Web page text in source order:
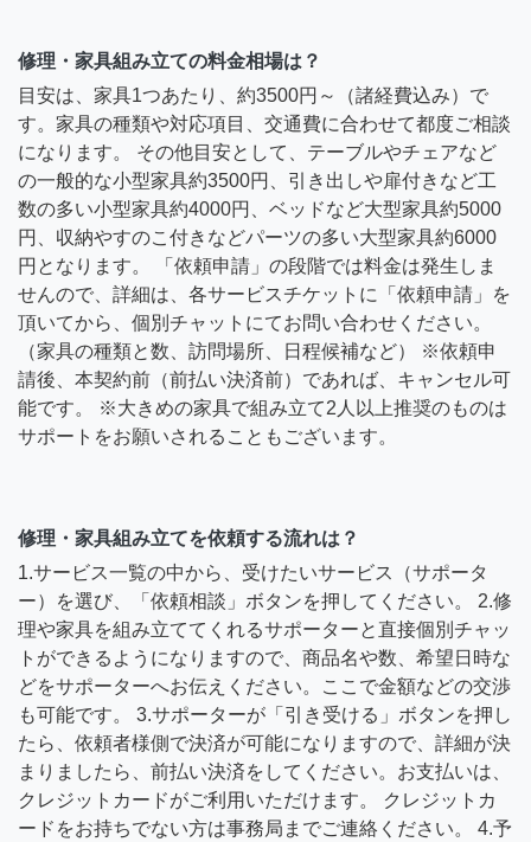
修理・家具組み立ての料金相場は？
目安は、家具1つあたり、約3500円～（諸経費込み）で
す。家具の種類や対応項目、交通費に合わせて都度ご相談
になります。 その他目安として、テーブルやチェアなど
の一般的な小型家具約3500円、引き出しや扉付きなど工
数の多い小型家具約4000円、ベッドなど大型家具約5000
円、収納やすのこ付きなどパーツの多い大型家具約6000
円となります。 「依頼申請」の段階では料金は発生しま
せんので、詳細は、各サービスチケットに「依頼申請」を
頂いてから、個別チャットにてお問い合わせください。
（家具の種類と数、訪問場所、日程候補など） ※依頼申
請後、本契約前（前払い決済前）であれば、キャンセル可
能です。 ※大きめの家具で組み立て2人以上推奨のものは
サポートをお願いされることもございます。
修理・家具組み立てを依頼する流れは？
1.サービス一覧の中から、受けたいサービス（サポータ
ー）を選び、「依頼相談」ボタンを押してください。 2.修
理や家具を組み立ててくれるサポーターと直接個別チャッ
トができるようになりますので、商品名や数、希望日時な
どをサポーターへお伝えください。ここで金額などの交渉
も可能です。 3.サポーターが「引き受ける」ボタンを押し
たら、依頼者様側で決済が可能になりますので、詳細が決
まりましたら、前払い決済をしてください。お支払いは、
クレジットカードがご利用いただけます。 クレジットカ
ードをお持ちでない方は事務局までご連絡ください。 4.予